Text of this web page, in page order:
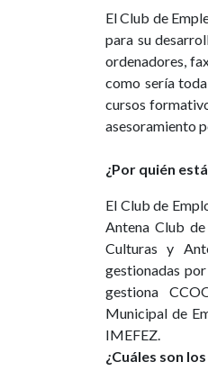
El Club de
para su
ordenadores,
como sería
cursos
asesoramiento
¿Por quién
El Club de
Antena Club
Culturas y
gestionadas
gestiona
Municipal de
IMEFEZ.
¿Cuáles son